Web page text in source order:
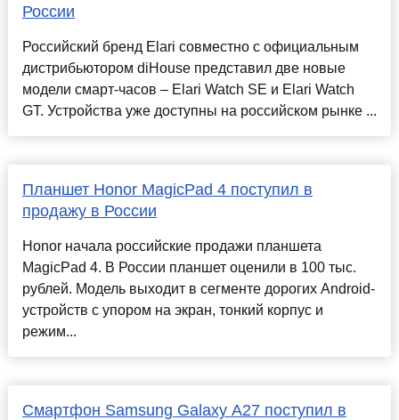
России
Российский бренд Elari совместно с официальным
дистрибьютором diHouse представил две новые
модели смарт-часов – Elari Watch SE и Elari Watch
GT. Устройства уже доступны на российском рынке ...
Планшет Honor MagicPad 4 поступил в
продажу в России
Honor начала российские продажи планшета
MagicPad 4. В России планшет оценили в 100 тыс.
рублей. Модель выходит в сегменте дорогих Android-
устройств с упором на экран, тонкий корпус и
режим...
Смартфон Samsung Galaxy A27 поступил в